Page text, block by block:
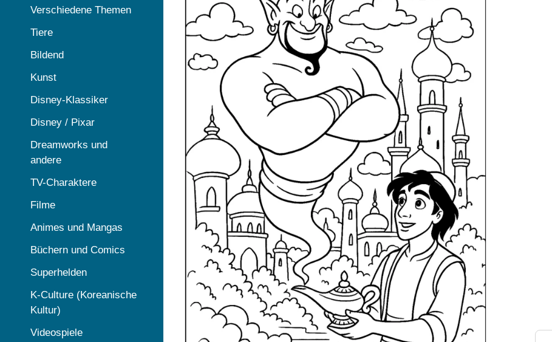
Verschiedene Themen
Tiere
Bildend
Kunst
Disney-Klassiker
Disney / Pixar
Dreamworks und
andere
TV-Charaktere
Filme
Animes und Mangas
Büchern und Comics
Superhelden
K-Culture (Koreanische
Kultur)
Videospiele